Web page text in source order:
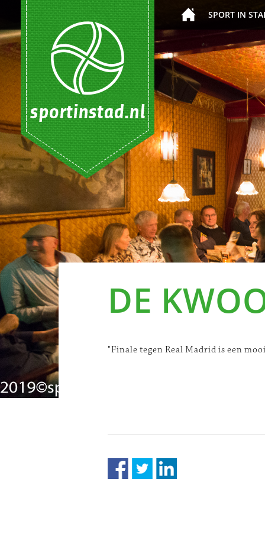
SPORT IN
DE
"Finale tegen Real Madrid is een